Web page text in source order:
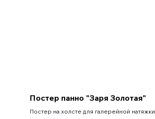
Постер панно "Заря Золотая"
Постер на холсте для галерейной натяжки